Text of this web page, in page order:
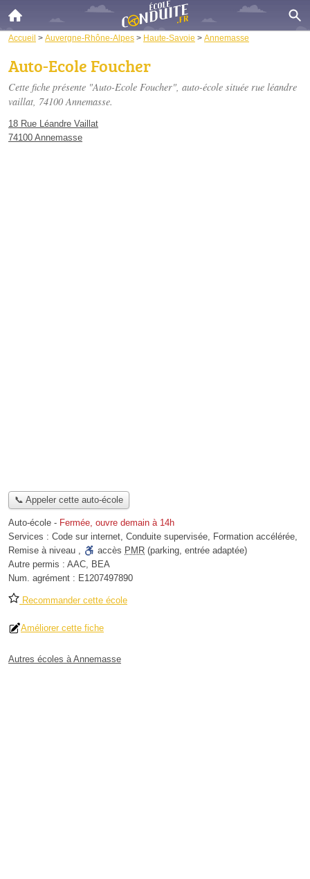
Accueil > Auvergne-Rhône-Alpes > Haute-Savoie > Annemasse
Auto-Ecole Foucher
Cette fiche présente "Auto-Ecole Foucher", auto-école située rue léandre
vaillat, 74100 Annemasse.
18 Rue Léandre Vaillat
74100 Annemasse
📞 Appeler cette auto-école
Auto-école - Fermée, ouvre demain à 14h
Services : Code sur internet, Conduite supervisée, Formation accélérée,
Remise à niveau , accès PMR (parking, entrée adaptée)
Autre permis : AAC, BEA
Num. agrément : E1207497890
Recommander cette école
Améliorer cette fiche
Autres écoles à Annemasse